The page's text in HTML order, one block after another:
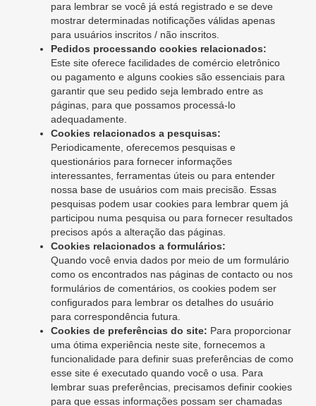
para lembrar se você já está registrado e se deve
mostrar determinadas notificações válidas apenas
para usuários inscritos / não inscritos.
Pedidos processando cookies relacionados:
Este site oferece facilidades de comércio eletrônico
ou pagamento e alguns cookies são essenciais para
garantir que seu pedido seja lembrado entre as
páginas, para que possamos processá-lo
adequadamente.
Cookies relacionados a pesquisas:
Periodicamente, oferecemos pesquisas e
questionários para fornecer informações
interessantes, ferramentas úteis ou para entender
nossa base de usuários com mais precisão. Essas
pesquisas podem usar cookies para lembrar quem já
participou numa pesquisa ou para fornecer resultados
precisos após a alteração das páginas.
Cookies relacionados a formulários:
Quando você envia dados por meio de um formulário
como os encontrados nas páginas de contacto ou nos
formulários de comentários, os cookies podem ser
configurados para lembrar os detalhes do usuário
para correspondência futura.
Cookies de preferências do site: Para proporcionar
uma ótima experiência neste site, fornecemos a
funcionalidade para definir suas preferências de como
esse site é executado quando você o usa. Para
lembrar suas preferências, precisamos definir cookies
para que essas informações possam ser chamadas